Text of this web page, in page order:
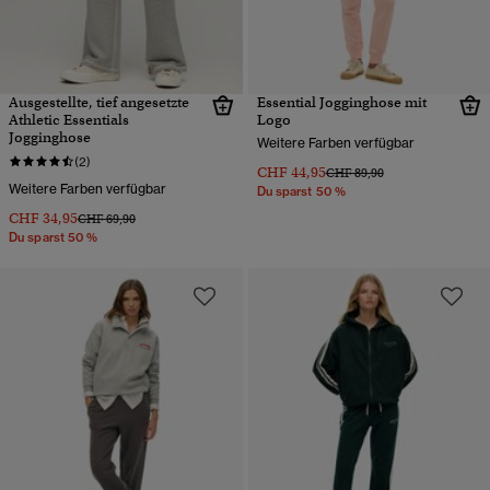
Ausgestellte, tief angesetzte
Athletic Essentials
Jogginghose
(2)
Weitere Farben verfügbar
CHF 34,95Preis wurde reduziert von
CHF 69,90bis
Du sparst 50 %
Essential Jogginghose mit
Logo
Weitere Farben verfügbar
CHF 44,95Preis wurde reduziert von
CHF 89,90bis
Du sparst 50 %